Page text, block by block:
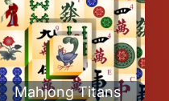
Mahjong Titans